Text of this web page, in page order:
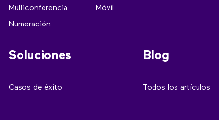
Multiconferencia
Numeración
Móvil
Soluciones
Casos de éxito
Blog
Todos los artículos